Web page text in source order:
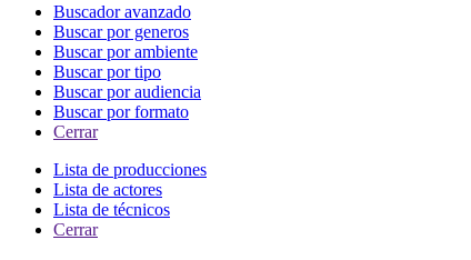
Buscador avanzado
Buscar por generos
Buscar por ambiente
Buscar por tipo
Buscar por audiencia
Buscar por formato
Cerrar
Lista de producciones
Lista de actores
Lista de técnicos
Cerrar